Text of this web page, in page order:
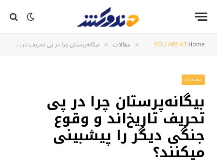
YOU ARE AT:Home
» مقالات » بیگانه‌پرستان چرا در پی تحریف تاریخ‌اند و وقوع جنگی دیگر را پیش‎بینی می‎کنند؟
مقالات
بیگانه‌پرستان چرا در پی
تحریف تاریخ‌اند و وقوع
جنگی دیگر را پیش‎بینی
می‎کنند؟